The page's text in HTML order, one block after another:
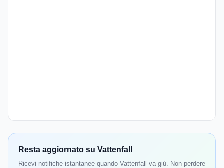
Resta aggiornato su Vattenfall
Ricevi notifiche istantanee quando Vattenfall va giù. Non perdere